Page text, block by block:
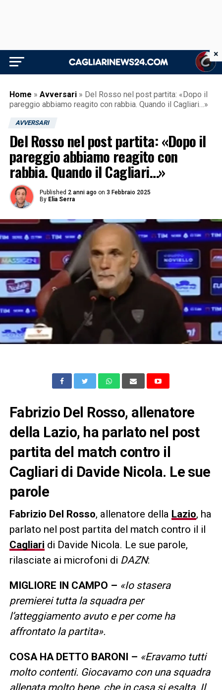
Home » Avversari » Del Rosso nel post partita: «Dopo il
pareggio abbiamo reagito con rabbia. Quando il Cagliari…»
AVVERSARI
Del Rosso nel post partita: «Dopo il
pareggio abbiamo reagito con
rabbia. Quando il Cagliari…»
Published 2 anni ago on 3 Febbraio 2025
By Elia Serra
Fabrizio Del Rosso, allenatore
della Lazio, ha parlato nel post
partita del match contro il
Cagliari di Davide Nicola. Le sue
parole
Fabrizio Del Rosso, allenatore della Lazio, ha
parlato nel post partita del match contro il il
Cagliari di Davide Nicola. Le sue parole,
rilasciate ai microfoni di DAZN:
MIGLIORE IN CAMPO – «Io stasera
premierei tutta la squadra per
l’atteggiamento avuto e per come ha
affrontato la partita».
COSA HA DETTO BARONI – «Eravamo tutti
molto contenti. Giocavamo con una squadra
allenata molto bene, che in casa si esalta. Il
×